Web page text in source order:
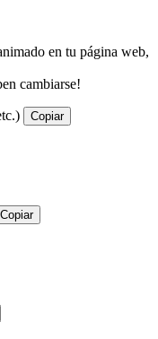
en tu página web,
cambiarse!
Copiar
Copiar